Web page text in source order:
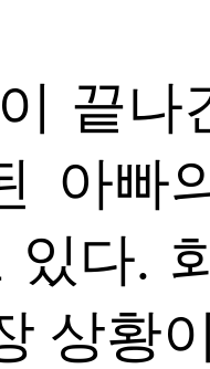
끝
아빠
있다.
상황